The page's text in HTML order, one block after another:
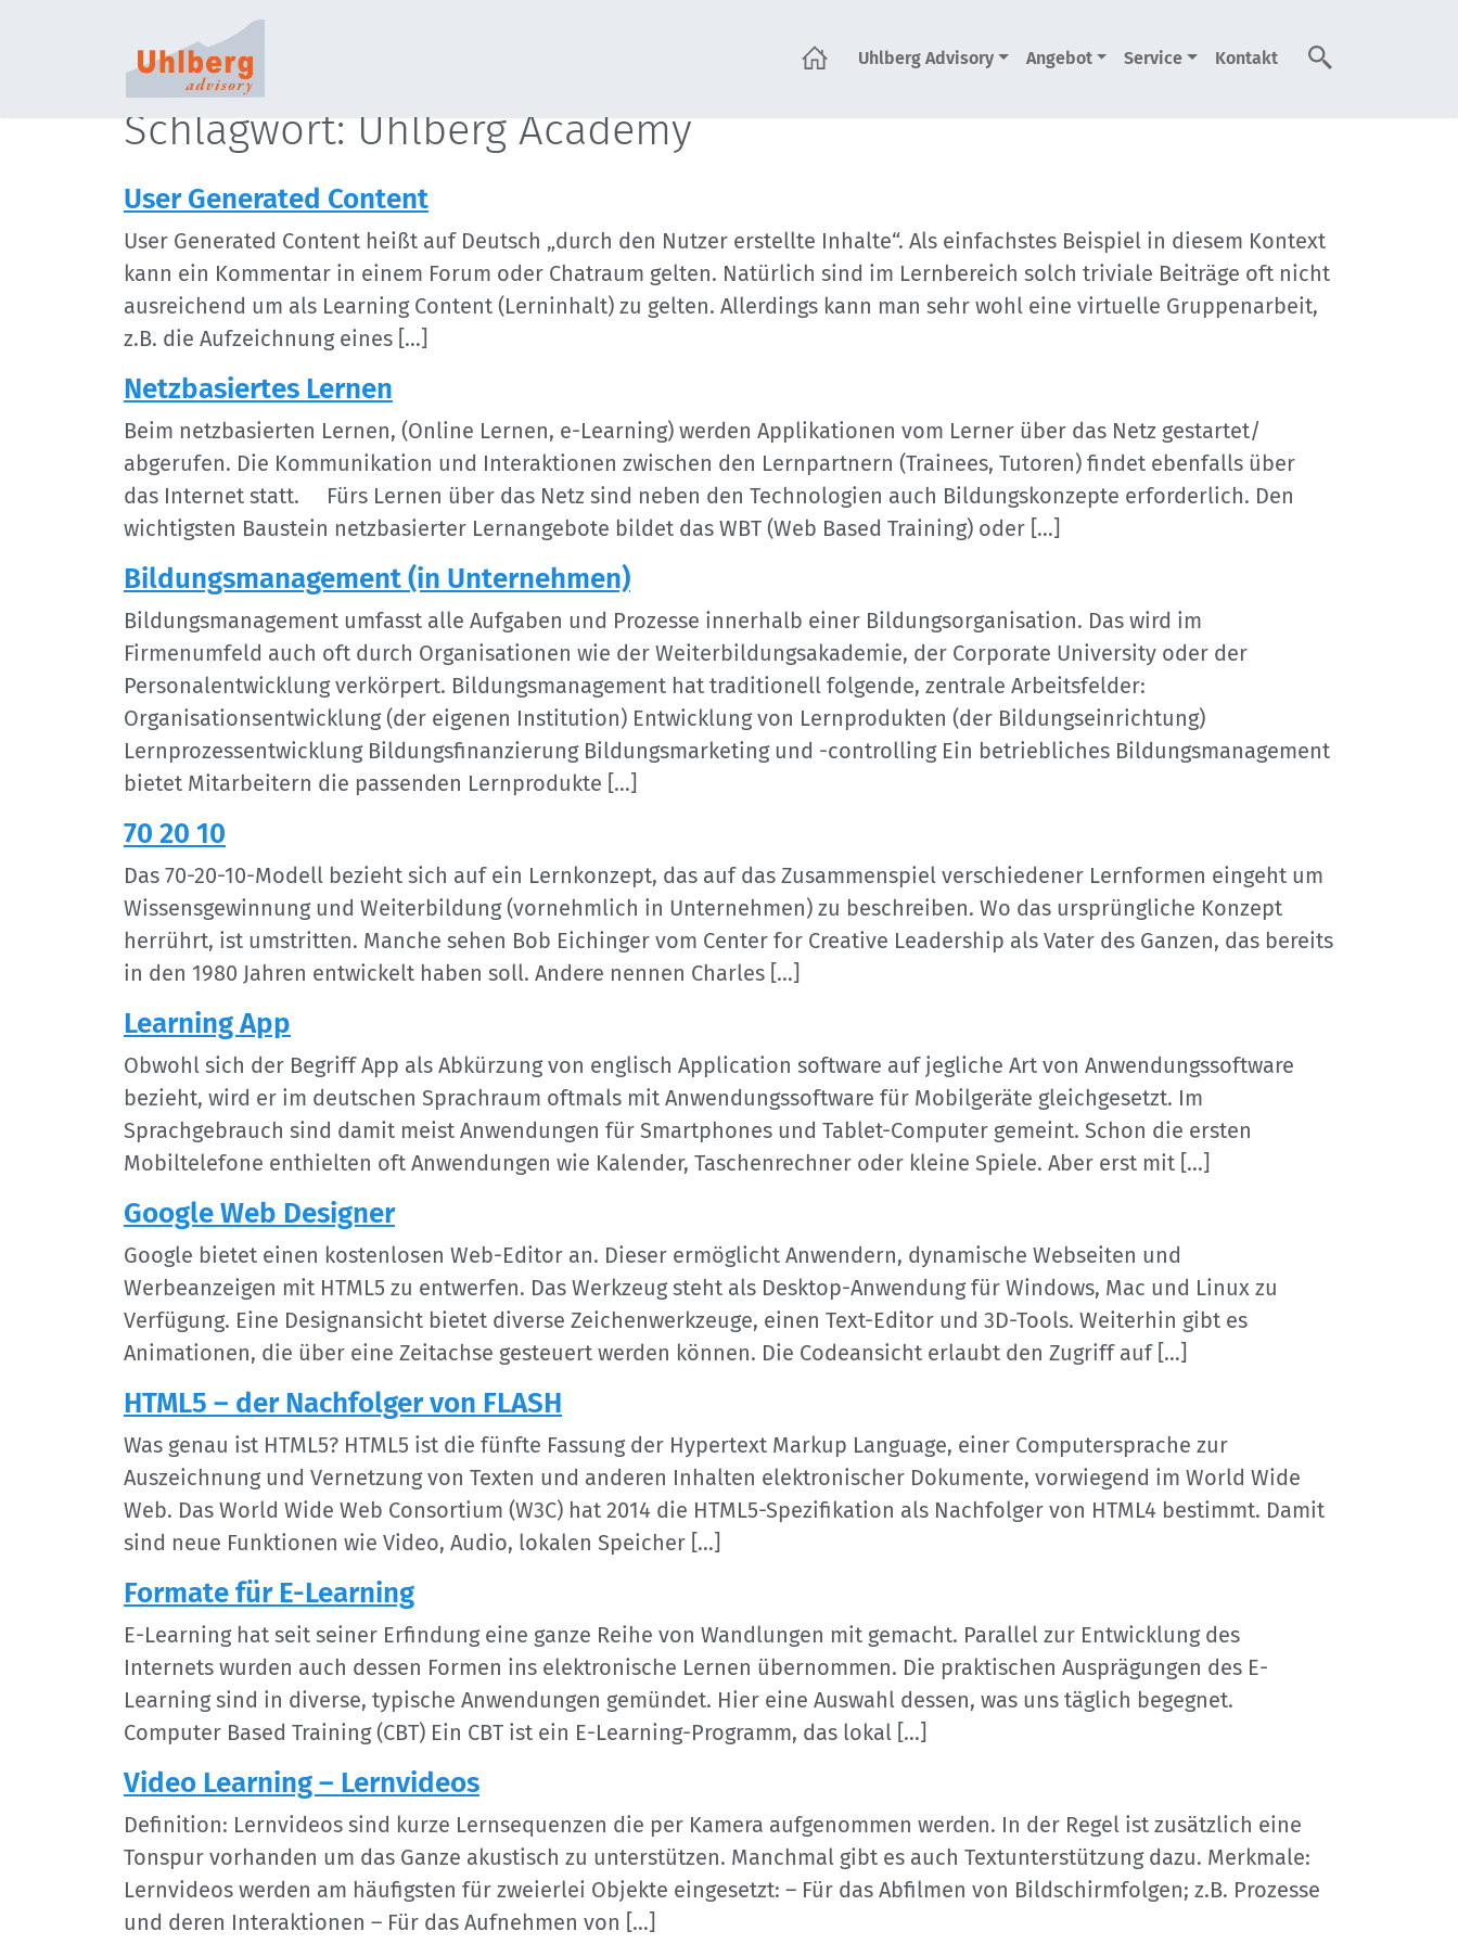
Uhlberg Advisory Angebot Service Kontakt
Suche
Schlagwort: Uhlberg Academy
User Generated Content
User Generated Content heißt auf Deutsch „durch den Nutzer erstellte Inhalte“. Als einfachstes Beispiel in diesem Kontext
kann ein Kommentar in einem Forum oder Chatraum gelten. Natürlich sind im Lernbereich solch triviale Beiträge oft nicht
ausreichend um als Learning Content (Lerninhalt) zu gelten. Allerdings kann man sehr wohl eine virtuelle Gruppenarbeit,
z.B. die Aufzeichnung eines […]
Netzbasiertes Lernen
Beim netzbasierten Lernen, (Online Lernen, e-Learning) werden Applikationen vom Lerner über das Netz gestartet/
abgerufen. Die Kommunikation und Interaktionen zwischen den Lernpartnern (Trainees, Tutoren) findet ebenfalls über
das Internet statt. Fürs Lernen über das Netz sind neben den Technologien auch Bildungskonzepte erforderlich. Den
wichtigsten Baustein netzbasierter Lernangebote bildet das WBT (Web Based Training) oder […]
Bildungsmanagement (in Unternehmen)
Bildungsmanagement umfasst alle Aufgaben und Prozesse innerhalb einer Bildungsorganisation. Das wird im
Firmenumfeld auch oft durch Organisationen wie der Weiterbildungsakademie, der Corporate University oder der
Personalentwicklung verkörpert. Bildungsmanagement hat traditionell folgende, zentrale Arbeitsfelder:
Organisationsentwicklung (der eigenen Institution) Entwicklung von Lernprodukten (der Bildungseinrichtung)
Lernprozessentwicklung Bildungsfinanzierung Bildungsmarketing und -controlling Ein betriebliches Bildungsmanagement
bietet Mitarbeitern die passenden Lernprodukte […]
70 20 10
Das 70-20-10-Modell bezieht sich auf ein Lernkonzept, das auf das Zusammenspiel verschiedener Lernformen eingeht um
Wissensgewinnung und Weiterbildung (vornehmlich in Unternehmen) zu beschreiben. Wo das ursprüngliche Konzept
herrührt, ist umstritten. Manche sehen Bob Eichinger vom Center for Creative Leadership als Vater des Ganzen, das bereits
in den 1980 Jahren entwickelt haben soll. Andere nennen Charles […]
Learning App
Obwohl sich der Begriff App als Abkürzung von englisch Application software auf jegliche Art von Anwendungssoftware
bezieht, wird er im deutschen Sprachraum oftmals mit Anwendungssoftware für Mobilgeräte gleichgesetzt. Im
Sprachgebrauch sind damit meist Anwendungen für Smartphones und Tablet-Computer gemeint. Schon die ersten
Mobiltelefone enthielten oft Anwendungen wie Kalender, Taschenrechner oder kleine Spiele. Aber erst mit […]
Google Web Designer
Google bietet einen kostenlosen Web-Editor an. Dieser ermöglicht Anwendern, dynamische Webseiten und
Werbeanzeigen mit HTML5 zu entwerfen. Das Werkzeug steht als Desktop-Anwendung für Windows, Mac und Linux zu
Verfügung. Eine Designansicht bietet diverse Zeichenwerkzeuge, einen Text-Editor und 3D-Tools. Weiterhin gibt es
Animationen, die über eine Zeitachse gesteuert werden können. Die Codeansicht erlaubt den Zugriff auf […]
HTML5 – der Nachfolger von FLASH
Was genau ist HTML5? HTML5 ist die fünfte Fassung der Hypertext Markup Language, einer Computersprache zur
Auszeichnung und Vernetzung von Texten und anderen Inhalten elektronischer Dokumente, vorwiegend im World Wide
Web. Das World Wide Web Consortium (W3C) hat 2014 die HTML5-Spezifikation als Nachfolger von HTML4 bestimmt. Damit
sind neue Funktionen wie Video, Audio, lokalen Speicher […]
Formate für E-Learning
E-Learning hat seit seiner Erfindung eine ganze Reihe von Wandlungen mit gemacht. Parallel zur Entwicklung des
Internets wurden auch dessen Formen ins elektronische Lernen übernommen. Die praktischen Ausprägungen des E-
Learning sind in diverse, typische Anwendungen gemündet. Hier eine Auswahl dessen, was uns täglich begegnet.
Computer Based Training (CBT) Ein CBT ist ein E-Learning-Programm, das lokal […]
Video Learning – Lernvideos
Definition: Lernvideos sind kurze Lernsequenzen die per Kamera aufgenommen werden. In der Regel ist zusätzlich eine
Tonspur vorhanden um das Ganze akustisch zu unterstützen. Manchmal gibt es auch Textunterstützung dazu. Merkmale:
Lernvideos werden am häufigsten für zweierlei Objekte eingesetzt: – Für das Abfilmen von Bildschirmfolgen; z.B. Prozesse
und deren Interaktionen – Für das Aufnehmen von […]